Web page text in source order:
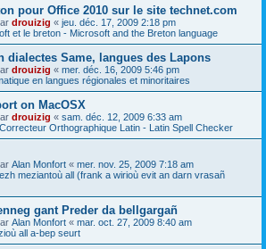
pour Office 2010 sur le site technet.com
drouizig « jeu. déc. 17, 2009 2:18 pm
et le breton - Microsoft and the Breton language
dialectes Same, langues des Lapons
drouizig « mer. déc. 16, 2009 5:46 pm
en langues régionales et minoritaires
on MacOSX
drouizig « sam. déc. 12, 2009 6:33 am
Orthographique Latin - Latin Spell Checker
Alan Monfort « mer. nov. 25, 2009 7:18 am
meziantoù all (frank a wirioù evit an darn vrasañ
gant Preder da bellgargañ
Alan Monfort « mar. oct. 27, 2009 8:40 am
all a-bep seurt